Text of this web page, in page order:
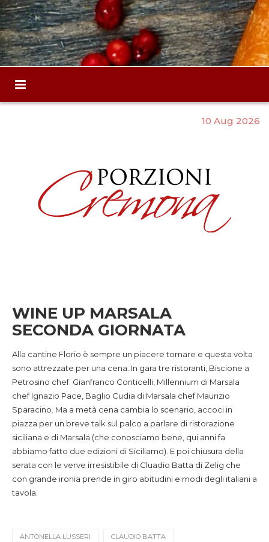
10 Aug 2026
WINE UP MARSALA
SECONDA GIORNATA
Alla cantine Florio è sempre un piacere tornare e questa volta
sono attrezzate per una cena. In gara tre ristoranti, Biscione a
Petrosino chef Gianfranco Conticelli, Millennium di Marsala
chef Ignazio Pace, Baglio Cudia di Marsala chef Maurizio
Sparacino. Ma a metà cena cambia lo scenario, accoci in
piazza per un breve talk sul palco a parlare di ristorazione
siciliana e di Marsala (che conosciamo bene, qui anni fa
abbiamo fatto due edizioni di Siciliamo). E poi chiusura della
serata con le verve irresistibile di Cluadio Batta di Zelig che
con grande ironia prende in giro abitudini e modi degli italiani a
tavola.
ANTONELLA LUSSERI CLAUDIO BATTA